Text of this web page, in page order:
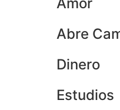
Abre
Dinero
Estudios